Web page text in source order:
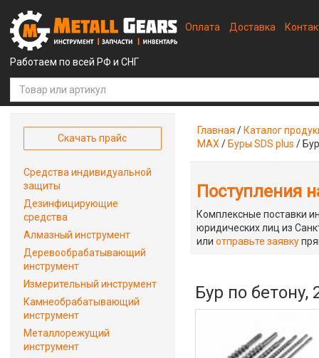
Работаем по всей РФ и СНГ
Оплата Доставка
Главная / Каталог
MAX / Буры SDS plus /
Поступления
Комплексные поставки
юридических лиц из
илиотправьте заявку
Бур по
Скачать прайс
Средства индивидуальной
защиты
Дезинфицирующие
средства
Алмазный инструмент
Деревообрабатывающий
инструмент
Измерительный инструмент
Камнеобрабатывающий
инструмент
Металлорежущий
инструмент